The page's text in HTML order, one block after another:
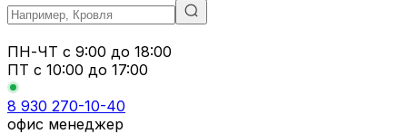
ПН-ЧТ с 9:00 до 18:00
ПТ с 10:00 до 17:00
8 930 270-10-40
офис менеджер